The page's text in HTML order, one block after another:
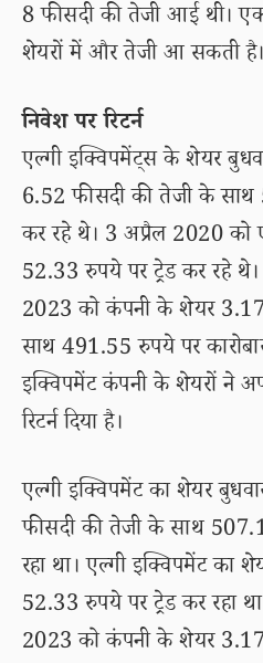
8 फीसदी की तेजी आई थी।
शेयरों में और तेजी आ सकती है।
निवेश पर रिटर्न
एल्गी इक्विपमेंट्स के शेयर
6.52 फीसदी की तेजी के साथ
कर रहे थे। 3 अप्रैल 2020 को
52.33 रुपये पर ट्रेड कर रहे थे।
2023 को कंपनी के शेयर 3.17
साथ 491.55 रुपये पर
इक्विपमेंट कंपनी के शेयरों ने
रिटर्न दिया है।
एल्गी इक्विपमेंट का शेयर
फीसदी की तेजी के साथ
रहा था। एल्गी इक्विपमेंट का
52.33 रुपये पर ट्रेड कर रहा
2023 को कंपनी के शेयर 3.17